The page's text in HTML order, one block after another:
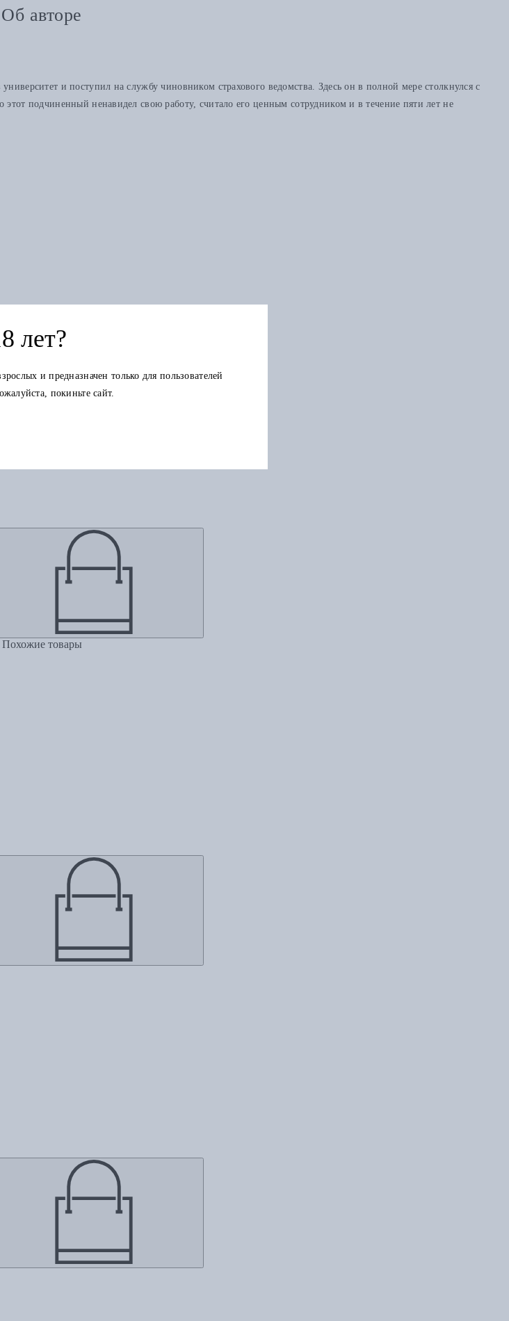
Об авторе
и поступил на службу чиновником страхового ведомства. Здесь он в полной мере столкнулся с
подчиненный ненавидел свою работу, считало его ценным сотрудником и в течение пяти лет не
в других изданиях
Похожие товары
лет?
и предназначен только для пользователей
покиньте сайт.